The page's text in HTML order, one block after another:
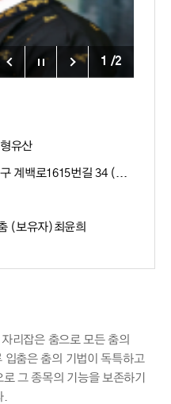
1 /2
유산
대전광역시 중구 계백로1615번길 34 (유천동 10)
(보유자)최윤희
리잡은 춤으로 모든 춤의
입춤은 춤의 기법이 독특하고
그 종목의 기능을 보존하기
.